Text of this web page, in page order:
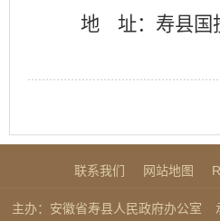
地
址：寿县国
联系我们 网站地图
主办：安徽省寿县人民政府办公室